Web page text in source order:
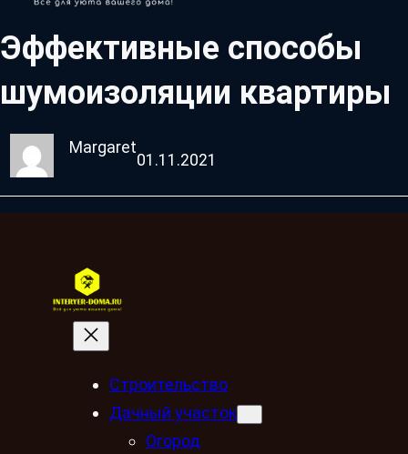
Эффективные способы
шумоизоляции квартиры
Margaret
01.11.2021
Строительство
Дачный участок
Огород